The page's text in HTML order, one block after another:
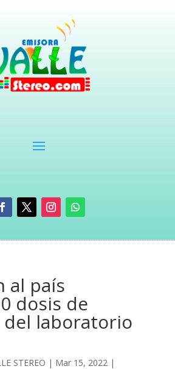
al país
dosis de
del laboratorio
STEREO | Mar 15, 2022 |